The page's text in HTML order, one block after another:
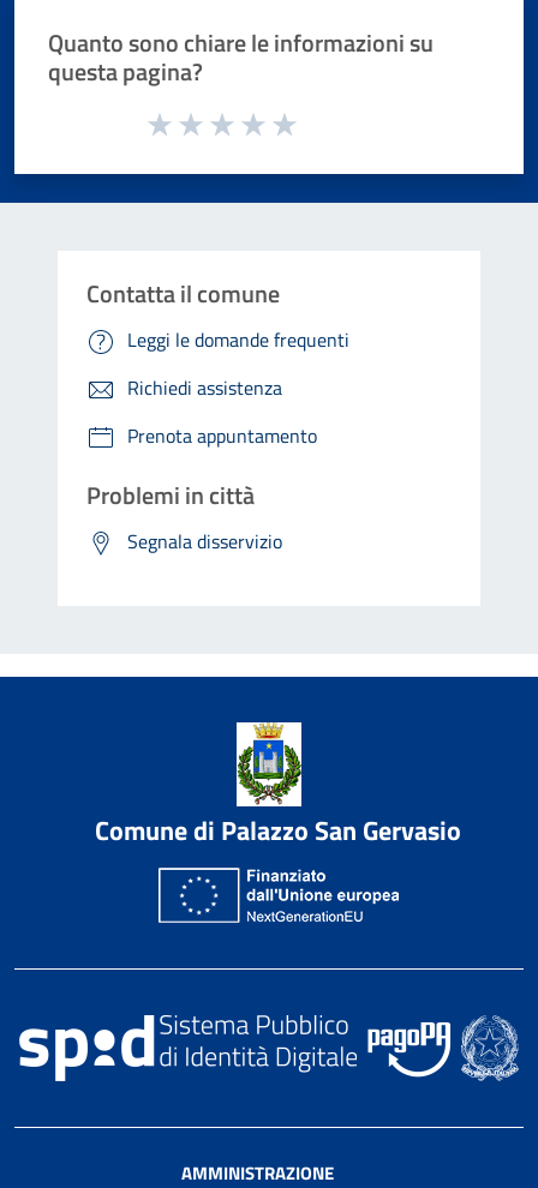
Quanto sono chiare le informazioni su
questa pagina?
Valuta da 1 a 5 stelle la pagina
Contatta il comune
Leggi le domande frequenti
Richiedi assistenza
Prenota appuntamento
Problemi in città
Segnala disservizio
Comune di Palazzo San Gervasio
AMMINISTRAZIONE